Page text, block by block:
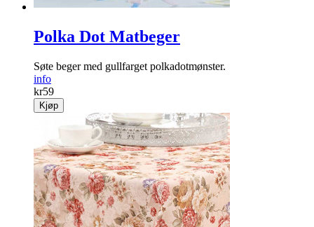
Polka Dot Matbeger
Søte beger med gullfarget polkadotmønster.
info
kr59
Kjøp